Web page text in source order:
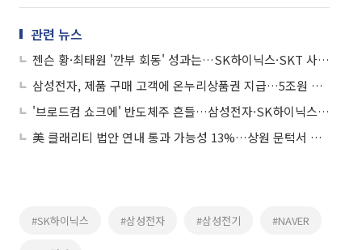
관련 뉴스
젠슨 황·최태원 '깐부 회동' 성과는…SK하이닉스·SKT 사장단 총출동
삼성전자, 제품 구매 고객에 온누리상품권 지급…5조원 사회 기여 첫발
'브로드컴 쇼크에' 반도체주 흔들…삼성전자·SK하이닉스 '급락'
美 클래리티 법안 연내 통과 가능성 13%…상원 문턱서 제동
#SK하이닉스 #삼성전자 #삼성전기 #NAVER